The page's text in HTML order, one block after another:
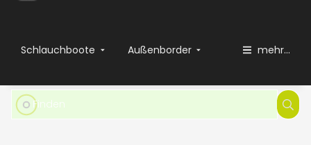
Schlauchboote Außenborder mehr...